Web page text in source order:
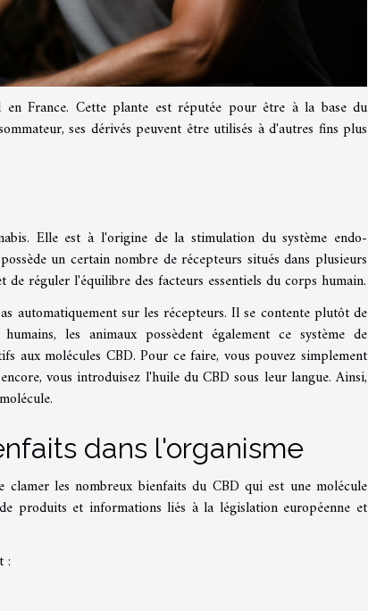
France. Cette plante est réputée pour être à la base du
ses dérivés peuvent être utilisés à d'autres fins plus
Elle est à l'origine de la stimulation du système endo-
un certain nombre de récepteurs situés dans plusieurs
réguler l'équilibre des facteurs essentiels du corps humain.
automatiquement sur les récepteurs. Il se contente plutôt de
les animaux possèdent également ce système de
aux molécules CBD. Pour ce faire, vous pouvez simplement
vous introduisez l'huile du CBD sous leur langue. Ainsi,
dans l'organisme
clamer les nombreux bienfaits du CBD qui est une molécule
produits et informations liés à la législation européenne et
: